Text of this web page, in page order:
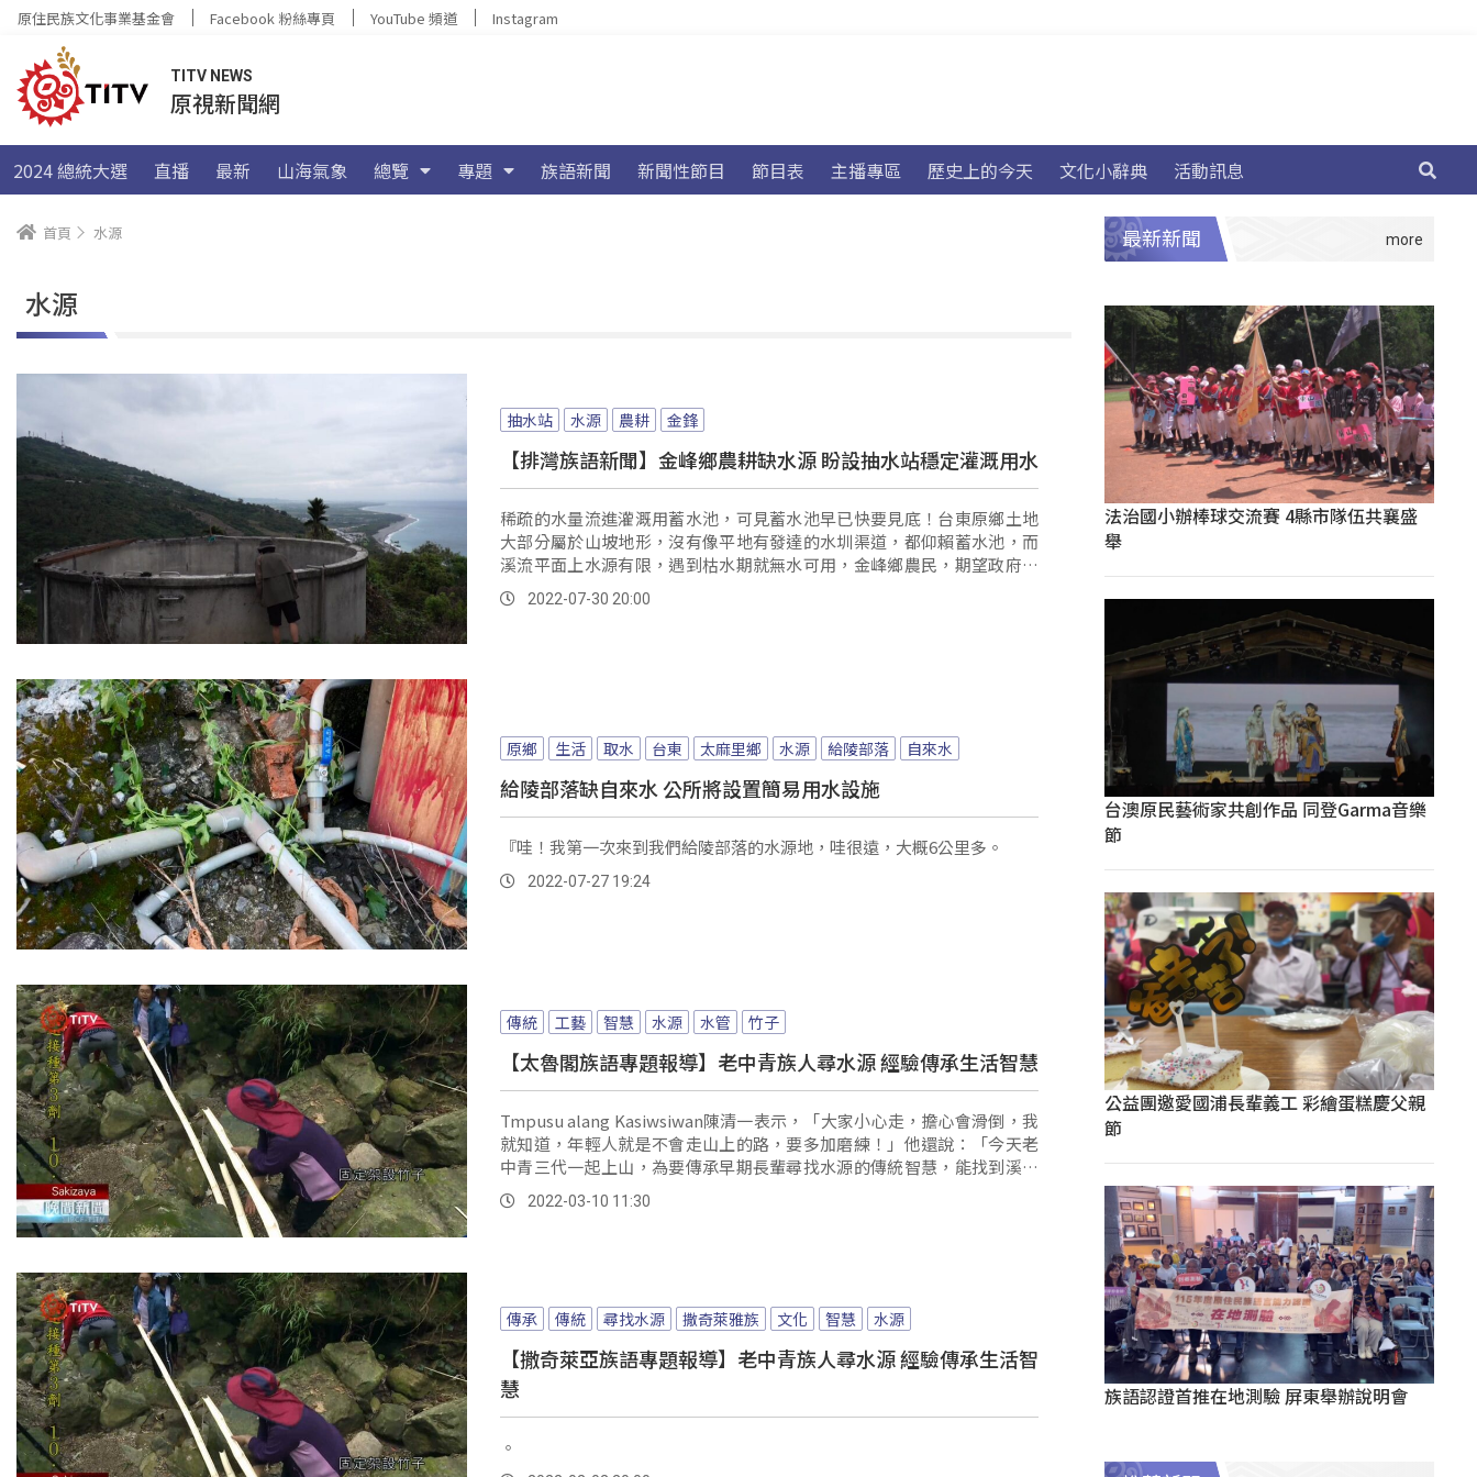
原住民族文化事業基金會 Facebook 粉絲專頁 YouTube 頻道 Instagram
TITV NEWS
原視新聞網
2024 總統大選 直播 最新 山海氣象 總覽 專題 族語新聞 新聞性節目 節目表 主播專區 歷史上的今天 文化小辭典 活動訊息
首頁 水源
水源
抽水站 水源 農耕 金鋒
【排灣族語新聞】金峰鄉農耕缺水源 盼設抽水站穩定灌溉用水
稀疏的水量流進灌溉用蓄水池，可見蓄水池早已快要見底！台東原鄉土地
大部分屬於山坡地形，沒有像平地有發達的水圳渠道，都仰賴蓄水池，而
溪流平面上水源有限，遇到枯水期就無水可用，金峰鄉農民，期望政府在
太麻里溪...。
2022-07-30 20:00
原鄉 生活 取水 台東 太麻里鄉 水源 給陵部落 自來水
給陵部落缺自來水 公所將設置簡易用水設施
『哇！我第一次來到我們給陵部落的水源地，哇很遠，大概6公里多。
2022-07-27 19:24
傳統 工藝 智慧 水源 水管 竹子
【太魯閣族語專題報導】老中青族人尋水源 經驗傳承生活智慧
Tmpusu alang Kasiwsiwan陳清一表示，「大家小心走，擔心會滑倒，我
就知道，年輕人就是不會走山上的路，要多加磨練！」他還說：「今天老
中青三代一起上山，為要傳承早期長輩尋找水源的傳統智慧，能找到溪流
才能找到水源。
2022-03-10 11:30
傳承 傳統 尋找水源 撒奇萊雅族 文化 智慧 水源
【撒奇萊亞族語專題報導】老中青族人尋水源 經驗傳承生活智
慧
。
最新新聞
法治國小辦棒球交流賽 4縣市隊伍共襄盛
舉
台澳原民藝術家共創作品 同登Garma音樂
節
公益團邀愛國浦長輩義工 彩繪蛋糕慶父親
節
族語認證首推在地測驗 屏東舉辦說明會